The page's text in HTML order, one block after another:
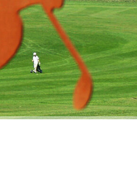
Gesellschaftsform
Mitgliedschaft
Förderverein GOLF &
FRIENDS e. V.
Clubmeister
Hole-in-one
Notfall-
Luftaufnahme
Platzpflege